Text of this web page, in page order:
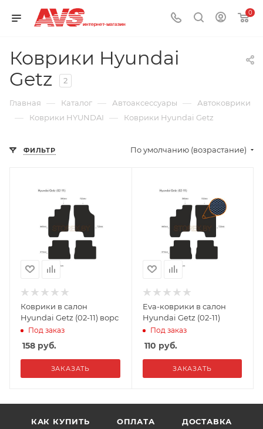
0
Коврики Hyundai
Getz
2
Главная — Каталог — Автоаксессуары — Автоковрики
— Коврики HYUNDAI — Коврики Hyundai Getz
ФИЛЬТР По умолчанию (возрастание)
Коврики в салон
Hyundai Getz (02-11) ворс
Под заказ
158 руб.
ЗАКАЗАТЬ
Eva-коврики в салон
Hyundai Getz (02-11)
Под заказ
110 руб.
ЗАКАЗАТЬ
КАК КУПИТЬ ОПЛАТА ДОСТАВКА